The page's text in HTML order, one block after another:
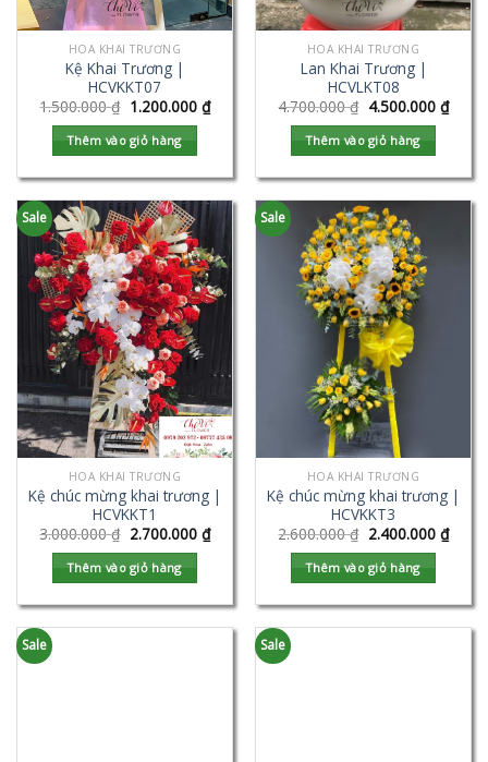
HOA KHAI TRƯƠNG
Kệ Khai Trương |
HCVKKT07
1.500.000₫ 1.200.000 ₫
Thêm vào giỏ hàng
HOA KHAI TRƯƠNG
Lan Khai Trương |
HCVLKT08
4.700.000₫ 4.500.000 ₫
Thêm vào giỏ hàng
Sale
HOA KHAI TRƯƠNG
Kệ chúc mừng khai trương |
HCVKKT1
3.000.000₫ 2.700.000 ₫
Thêm vào giỏ hàng
Sale
HOA KHAI TRƯƠNG
Kệ chúc mừng khai trương |
HCVKKT3
2.600.000₫ 2.400.000 ₫
Thêm vào giỏ hàng
Sale Sale